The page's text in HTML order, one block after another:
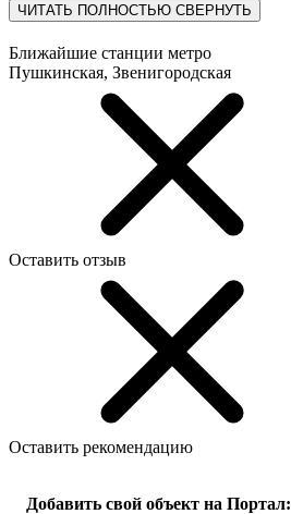
ЧИТАТЬ ПОЛНОСТЬЮ СВЕРНУТЬ
Ближайшие станции метро
Пушкинская, Звенигородская
Оставить отзыв
Оставить рекомендацию
Добавить свой объект на Портал: